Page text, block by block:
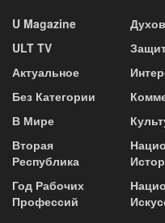
U Magazine
ULT TV
Актуальное
Без Категории
В Мире
Вторая
Республика
Год Рабочих
Профессий